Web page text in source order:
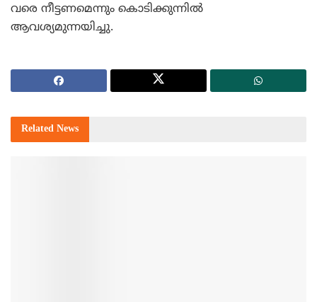
വരെ നീട്ടണമെന്നും കൊടിക്കുന്നില്‍
ആവശ്യമുന്നയിച്ചു.
Related News